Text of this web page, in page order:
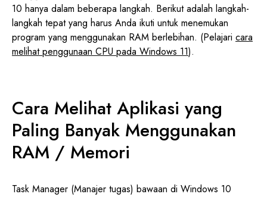
10 hanya dalam beberapa langkah. Berikut adalah langkah-
langkah tepat yang harus Anda ikuti untuk menemukan
program yang menggunakan RAM berlebihan. (Pelajari cara
melihat penggunaan CPU pada Windows 11).
Cara Melihat Aplikasi yang
Paling Banyak Menggunakan
RAM / Memori
Task Manager (Manajer tugas) bawaan di Windows 10